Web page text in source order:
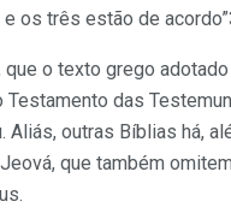
e os três estão de
que o texto grego adotado
Testamento das
Aliás, outras Bíblias há,
que também